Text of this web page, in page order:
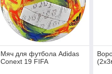
Мяч для футбола Adidas
Conext 19 FIFA